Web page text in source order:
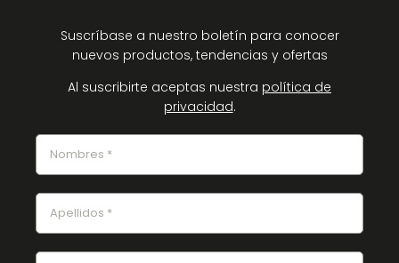
Suscríbase a nuestro boletín para conocer
nuevos productos, tendencias y ofertas
Al suscribirte aceptas nuestra política de
privacidad.